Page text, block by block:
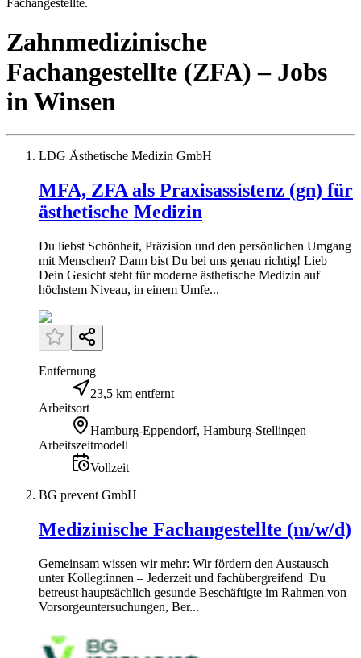
Fachangestellte.
Zahnmedizinische
Fachangestellte (ZFA) – Jobs
inWinsen
LDG Ästhetische Medizin GmbH
MFA, ZFA als Praxisassistenz (gn) für
ästhetische Medizin
Du liebst Schönheit, Präzision und den persönlichen Umgang
mit Menschen? Dann bist Du bei uns genau richtig! Lieb
Dein Gesicht steht für moderne ästhetische Medizin auf
höchstem Niveau, in einem Umfe...
Entfernung
23,5 km entfernt
Arbeitsort
Hamburg-Eppendorf, Hamburg-Stellingen
Arbeitszeitmodell
Vollzeit
BG prevent GmbH
Medizinische Fachangestellte (m/w/d)
Gemeinsam wissen wir mehr: Wir fördern den Austausch
unter Kolleg:innen – Jederzeit und fachübergreifend Du
betreust hauptsächlich gesunde Beschäftigte im Rahmen von
Vorsorgeuntersuchungen, Ber...